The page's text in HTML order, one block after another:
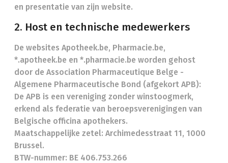
en presentatie van zijn website.
2. Host en technische medewerkers
De websites Apotheek.be, Pharmacie.be,
*.apotheek.be en *.pharmacie.be worden gehost
door de Association Pharmaceutique Belge -
Algemene Pharmaceutische Bond (afgekort APB):
De APB is een vereniging zonder winstoogmerk,
erkend als federatie van beroepsverenigingen van
Belgische officina apothekers.
Maatschappelijke zetel: Archimedesstraat 11, 1000
Brussel.
BTW-nummer: BE 406.753.266